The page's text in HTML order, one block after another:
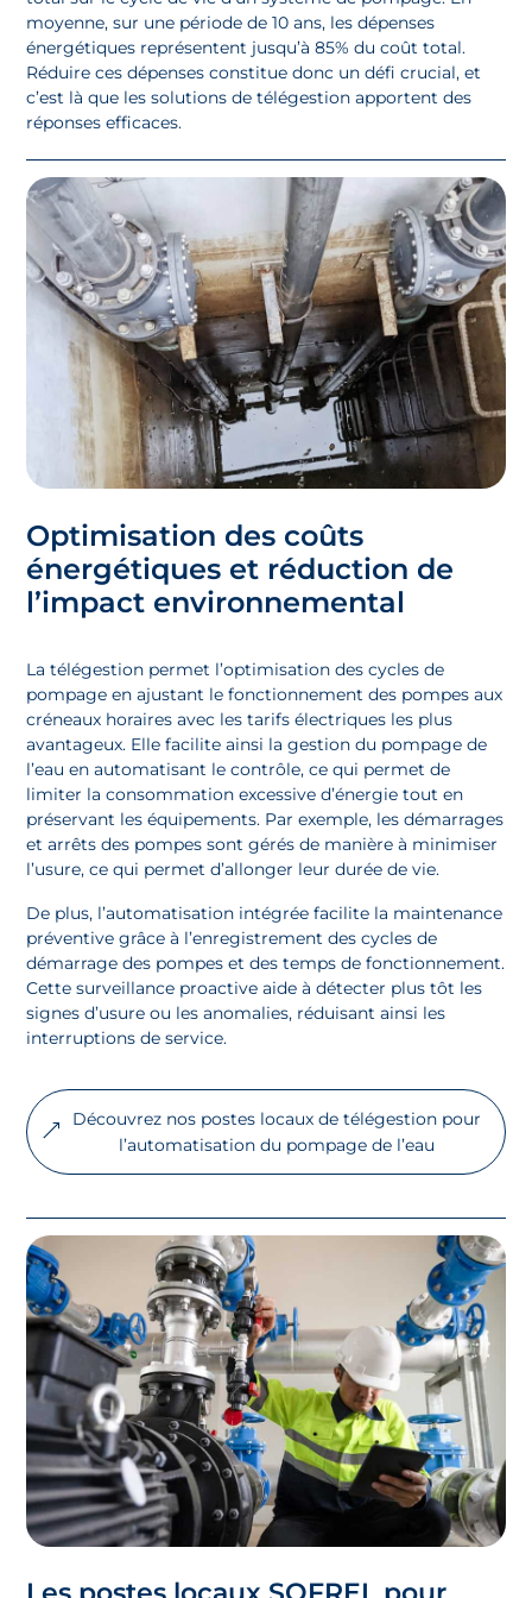
moyenne, sur une période de 10 ans, les dépenses
énergétiques représentent jusqu’à 85% du coût total.
Réduire ces dépenses constitue donc un défi crucial, et
c’est là que les solutions de télégestion apportent des
réponses efficaces.
Optimisation des coûts
énergétiques et réduction de
l’impact environnemental
La télégestion permet l’optimisation des cycles de
pompage en ajustant le fonctionnement des pompes aux
créneaux horaires avec les tarifs électriques les plus
avantageux. Elle facilite ainsi la gestion du pompage de
l’eau en automatisant le contrôle, ce qui permet de
limiter la consommation excessive d’énergie tout en
préservant les équipements. Par exemple, les démarrages
et arrêts des pompes sont gérés de manière à minimiser
l’usure, ce qui permet d’allonger leur durée de vie.
De plus, l’automatisation intégrée facilite la maintenance
préventive grâce à l’enregistrement des cycles de
démarrage des pompes et des temps de fonctionnement.
Cette surveillance proactive aide à détecter plus tôt les
signes d’usure ou les anomalies, réduisant ainsi les
interruptions de service.
Découvrez nos postes locaux de télégestion pour
l’automatisation du pompage de l’eau